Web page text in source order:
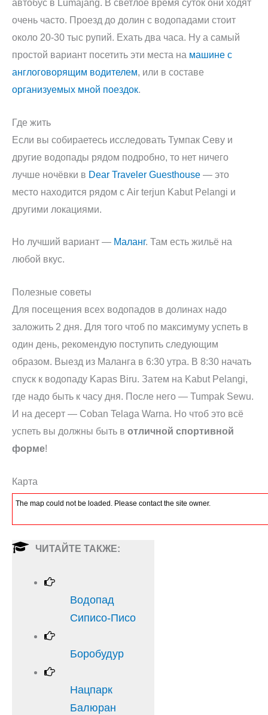
автобус в Lumajang. В светлое время суток они ходят
очень часто. Проезд до долин с водопадами стоит
около 20-30 тыс рупий. Ехать два часа. Ну а самый
простой вариант посетить эти места на машине с
англоговорящим водителем, или в составе
организуемых мной поездок.
Где жить
Если вы собираетесь исследовать Тумпак Севу и
другие водопады рядом подробно, то нет ничего
лучше ночёвки в Dear Traveler Guesthouse — это
место находится рядом с Air terjun Kabut Pelangi и
другими локациями.
Но лучший вариант — Маланг. Там есть жильё на
любой вкус.
Полезные советы
Для посещения всех водопадов в долинах надо
заложить 2 дня. Для того чтоб по максимуму успеть в
один день, рекомендую поступить следующим
образом. Выезд из Маланга в 6:30 утра. В 8:30 начать
спуск к водопаду Kapas Biru. Затем на Kabut Pelangi,
где надо быть к часу дня. После него — Tumpak Sewu.
И на десерт — Coban Telaga Warna. Но чтоб это всё
успеть вы должны быть в отличной спортивной
форме!
Карта
The map could not be loaded. Please contact the site owner.
ЧИТАЙТЕ ТАКЖЕ:
Водопад
Сиписо-Писо
Боробудур
Нацпарк
Балюран